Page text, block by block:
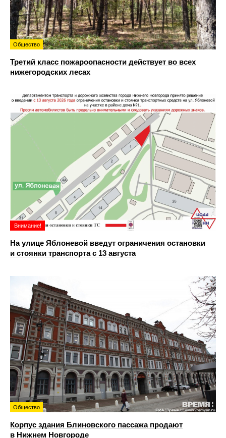
Общество
Третий класс пожароопасности действует во всех
нижегородских лесах
Внимание!
На улице Яблоневой введут ограничения остановки
и стоянки транспорта с 13 августа
Общество
Корпус здания Блиновского пассажа продают
в Нижнем Новгороде